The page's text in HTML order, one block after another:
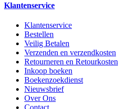
Klantenservice
Klantenservice
Bestellen
Veilig Betalen
Verzenden en verzendkosten
Retourneren en Retourkosten
Inkoop boeken
Boekenzoekdienst
Nieuwsbrief
Over Ons
Contact